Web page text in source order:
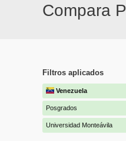
Compara
Filtros aplicados
Venezuela
Posgrados
Universidad Monteávila